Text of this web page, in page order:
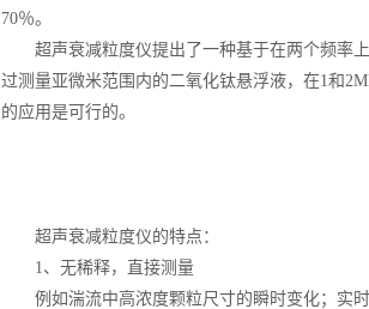
70％。
超声衰减粒度仪提出了一种基于在两个频率上
过测量亚微米范围内的二氧化钛悬浮液，在1和
的应用是可行的。
超声衰减粒度仪的特点：
1、无稀释，直接测量
例如湍流中高浓度颗粒尺寸的瞬时变化；实时